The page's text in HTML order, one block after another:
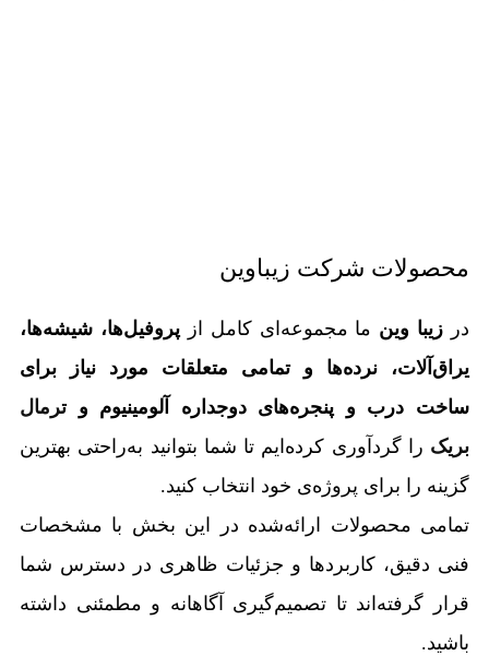
محصولات شرکت زیباوین
در زیبا وین ما مجموعه‌ای کامل ازپروفیل‌ها، شیشه‌ها،
یراق‌آلات، نرده‌ها و تمامی متعلقات مورد نیاز برای
ساخت درب و پنجره‌های دوجداره آلومینیوم وترمال
بریک را گردآوری کرده‌ایم تا شما بتوانید به‌راحتی بهترین
گزینه را برای پروژه‌ی خود انتخاب کنید.
تمامی محصولات ارائه‌شده در این بخش با مشخصات
فنی دقیق، کاربردها و جزئیات ظاهری در دسترس شما
قرار گرفته‌اند تا تصمیم‌گیری آگاهانه و مطمئنی داشته
باشید.